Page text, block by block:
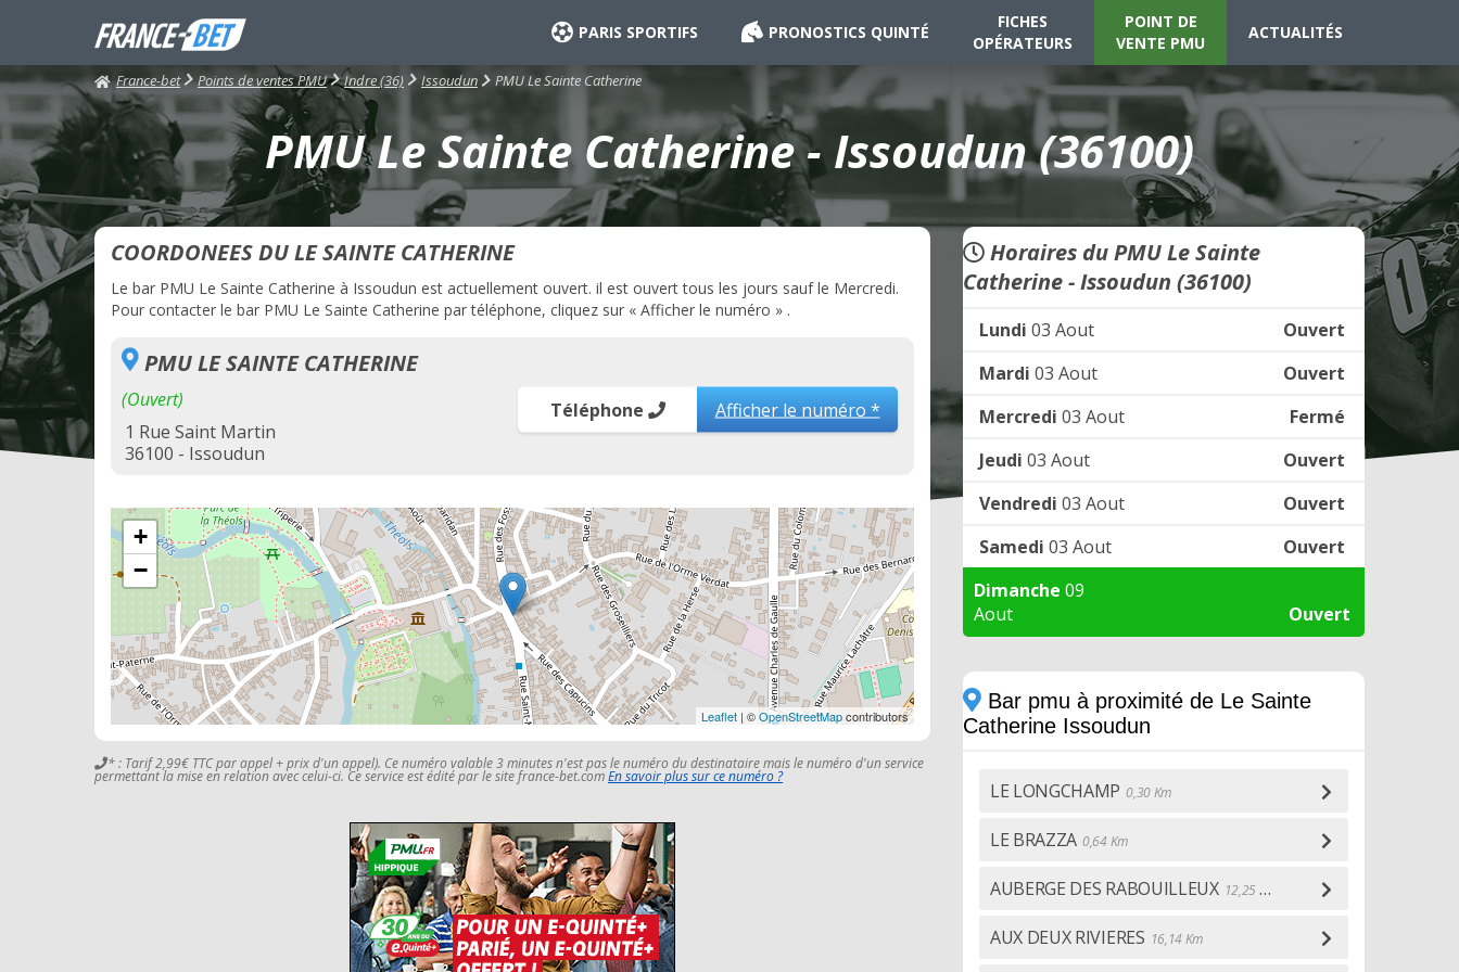
PARIS SPORTIFS PRONOSTICS QUINTÉ
FICHES
OPÉRATEURS
POINT DE
VENTE PMU
ACTUALITÉS
France-bet Points de ventes PMU Indre (36) Issoudun PMU Le Sainte Catherine
PMU Le Sainte Catherine - Issoudun (36100)
COORDONEES DU LE SAINTE CATHERINE
Le bar PMU Le Sainte Catherine à Issoudun est actuellement ouvert. il est ouvert tous les jours sauf le Mercredi.
Pour contacter le bar PMU Le Sainte Catherine par téléphone, cliquez sur « Afficher le numéro » .
PMU LE SAINTE CATHERINE
(Ouvert)
1 Rue Saint Martin
36100 - Issoudun
Téléphone Afficher le numéro *
+
−
Leaflet | ©OpenStreetMapcontributors
* : Tarif 2,99€ TTC par appel + prix d'un appel). Ce numéro valable 3 minutes n'est pas le numéro du destinataire mais le numéro d'un service
permettant la mise en relation avec celui-ci. Ce service est édité par le site france-bet.comEn savoir plus sur ce numéro ?
Horaires du PMU Le Sainte
Catherine - Issoudun (36100)
Lundi 03 Aout
Ouvert
Mardi 03 Aout
Ouvert
Mercredi 03 Aout
Fermé
Jeudi 03 Aout
Ouvert
Vendredi 03 Aout
Ouvert
Samedi 03 Aout
Ouvert
Dimanche 09
Aout
Ouvert
Bar pmu à proximité de Le Sainte
Catherine Issoudun
LE LONGCHAMP 0,30 Km
LE BRAZZA 0,64 Km
AUBERGE DES RABOUILLEUX 12,25 Km
AUX DEUX RIVIERES 16,14 Km